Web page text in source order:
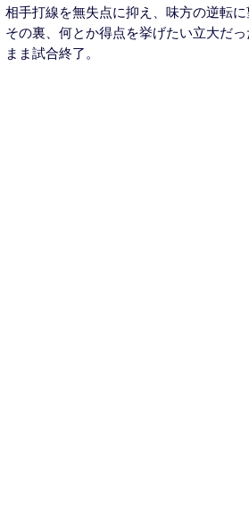
相手打線を無失点に抑え、味方の逆転
その裏、何とか得点を挙げたい立大だ
まま試合終了。